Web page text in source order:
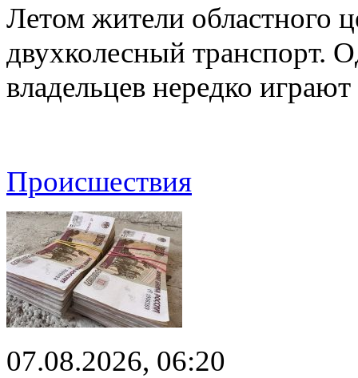
Летом жители областного
двухколесный транспорт.
владельцев нередко
Происшествия
07.08.2026, 06:20